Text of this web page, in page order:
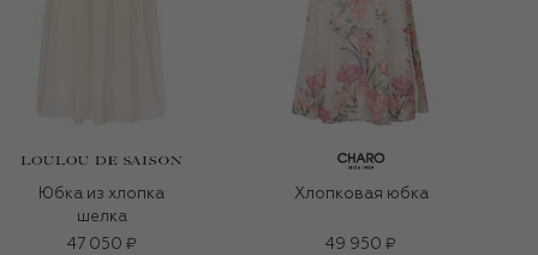
Юбка из хлопка
шелка
47 050 ₽
Хлопковая юбка
49 950 ₽